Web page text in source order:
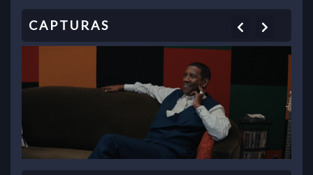
Previous